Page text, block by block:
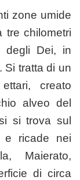
zone umide
tre chilometri
degli Dei, in
Si tratta di un
creato
alveo del
si trova sul
e ricade nei
Maierato,
di circa